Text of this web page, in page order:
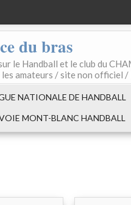
du bras
le Handball et le club du
amateurs / site non officiel
NATIONALE DE HANDBALL
MONT-BLANC HANDBALL